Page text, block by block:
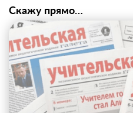
Скажу прямо…